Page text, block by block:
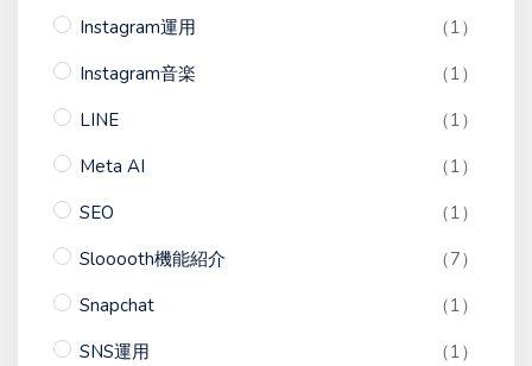
Instagram運用
（1）
Instagram音楽
（1）
LINE
（1）
Meta AI
（1）
SEO
（1）
Slooooth機能紹介
（7）
Snapchat
（1）
SNS運用
（1）